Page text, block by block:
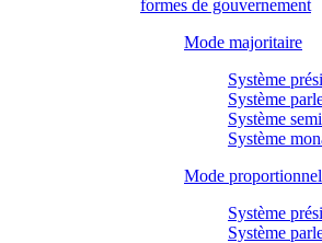
formes de gouvernement
Mode majoritaire
Système
Système
Système
Système
Mode proportionnel
Système
Système